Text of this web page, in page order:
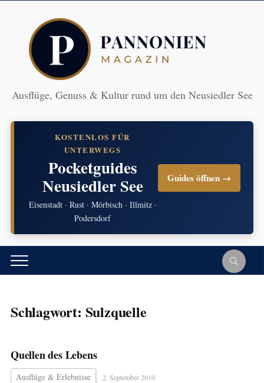
Ausflüge, Genuss & Kultur rund um den Neusiedler See
KOSTENLOS FÜR
UNTERWEGS
Pocketguides
Neusiedler See
Eisenstadt · Rust · Mörbisch · Illmitz ·
Podersdorf
Guides öffnen →
Schlagwort: Sulzquelle
Quellen des Lebens
Ausflüge & Erlebnisse 2. September 2010